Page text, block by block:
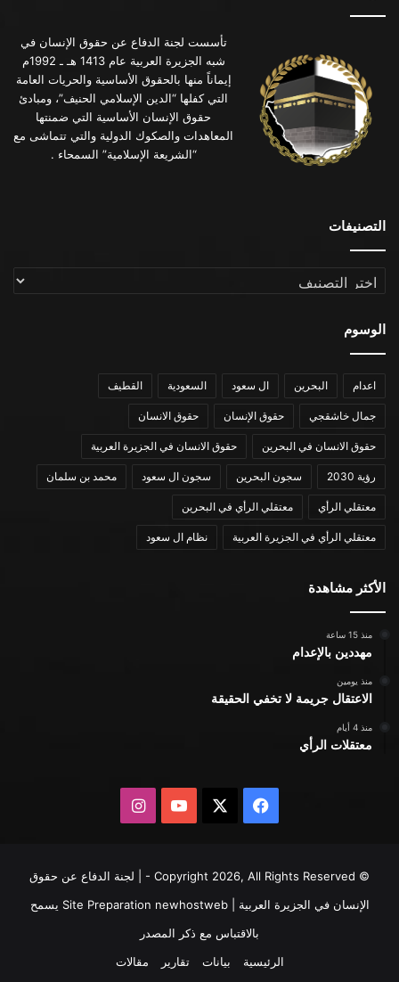
تأسست لجنة الدفاع عن حقوق الإنسان في
شبه الجزيرة العربية عام 1413 هـ ـ 1992م
إيماناً منها بالحقوق الأساسية والحريات العامة
التي كفلها “الدين الإسلامي الحنيف”، ومبادئ
حقوق الإنسان الأساسية التي ضمنتها
المعاهدات والصكوك الدولية والتي تتماشى مع
“الشريعة الإسلامية” السمحاء .
التصنيفات
التصنيفات
الوسوم
اعدام البحرين ال سعود السعودية القطيف
جمال خاشقجي حقوق الإنسان حقوق الانسان
حقوق الانسان في البحرين حقوق الانسان في الجزيرة العربية
رؤية 2030 سجون البحرين سجون ال سعود محمد بن سلمان
معتقلي الرأي معتقلي الرأي في البحرين
معتقلي الرأي في الجزيرة العربية نظام ال سعود
الأكثر مشاهدة
منذ 15 ساعة
مهددين بالإعدام
منذ يومين
الاعتقال جريمة لا تخفي الحقيقة
منذ 4 أيام
معتقلات الرأي
فيسبوك يوتيوبانستقرام
© Copyright 2026, All Rights Reserved - | لجنة الدفاع عن حقوق
الإنسان في الجزيرة العربية | Site Preparationnewhostweb
يسمح
بالاقتباس مع ذكر المصدر
الرئيسية
بيانات تقارير مقالات